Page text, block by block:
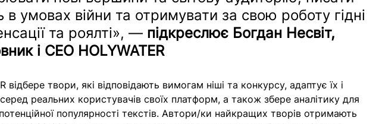
в умовах війни та отримувати за свою роботу гідні
та роялті», — підкреслює Богдан Несвіт,
і CEO HOLYWATER
відбере твори, які відповідають вимогам ніші та конкурсу, адаптує їх і
реальних користувачів своїх платформ, а також збере аналітику для
популярності текстів. Автори/ки найкращих творів отримають